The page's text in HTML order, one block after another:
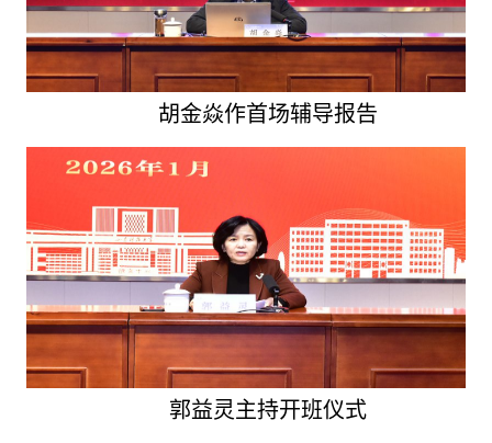
胡金焱作首场辅导报告
郭益灵主持开班仪式